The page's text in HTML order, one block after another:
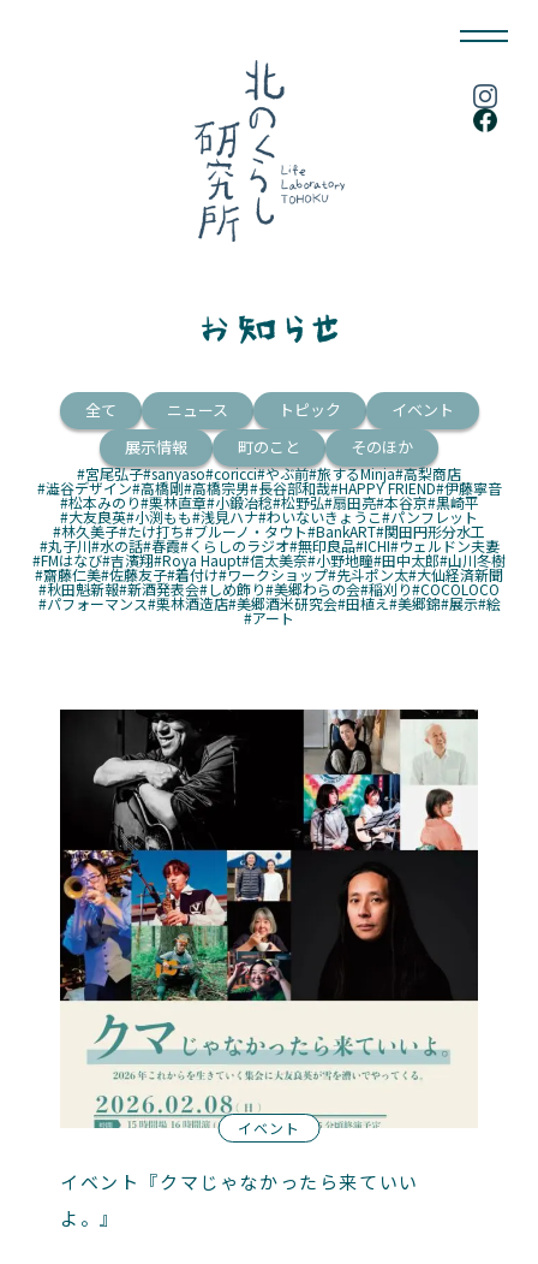
全て ニュース トピック
イベント
展示情報
町のこと そのほか
#宮尾弘子#sanyaso#coricci#やぶ前#旅するMinja#高梨商店
#澁谷デザイン#高橋剛#高橋宗男#長谷部和哉#HAPPY FRIEND#伊藤寧音
#松本みのり#栗林直章#小鍛冶稔#松野弘#扇田亮#本谷京#黒崎平
#大友良英#小渕もも#浅見ハナ#わいないきょうこ#パンフレット
#林久美子#たけ打ち#ブルーノ・タウト#BankART#関田円形分水工
#丸子川#水の話#春霞#くらしのラジオ#無印良品#ICHI#ウェルドン夫妻
#FMはなび#吉濱翔#Roya Haupt#信太美奈#小野地瞳#田中太郎#山川冬樹
#齋藤仁美#佐藤友子#着付け#ワークショップ#先斗ポン太#大仙経済新聞
#秋田魁新報#新酒発表会#しめ飾り#美郷わらの会#稲刈り#COCOLOCO
#パフォーマンス#栗林酒造店#美郷酒米研究会#田植え#美郷錦#展示#絵
#アート
イベント
イベント『クマじゃなかったら来ていい
よ。』